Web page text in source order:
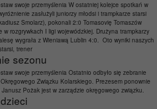
swoje przemyślenia W ostatniej kolejce spotkań w
zasłużyli juniorzy młodsi i trampkarze starsi
Smolarz), pokonali 2:0 Tomasovię Tomaszów
w rozgrywkach I ligi wojewódzkiej. Drużyna trampkarzy
wygrała z Wieniawą Lublin 4:0. Oto wyniki naszych
trener
sezonu
swoje przemyślenia Ostatnio odbyło się zebranie
Związku Kolarskiego. Prezesem ponownie
Pożak jest w zarządzie okręgowego związku.